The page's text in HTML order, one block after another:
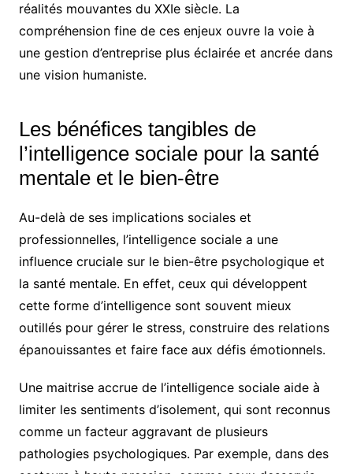
réalités mouvantes du XXIe siècle. La
compréhension fine de ces enjeux ouvre la voie à
une gestion d’entreprise plus éclairée et ancrée dans
une vision humaniste.
Les bénéfices tangibles de
l’intelligence sociale pour la santé
mentale et le bien-être
Au-delà de ses implications sociales et
professionnelles, l’intelligence sociale a une
influence cruciale sur le bien-être psychologique et
la santé mentale. En effet, ceux qui développent
cette forme d’intelligence sont souvent mieux
outillés pour gérer le stress, construire des relations
épanouissantes et faire face aux défis émotionnels.
Une maitrise accrue de l’intelligence sociale aide à
limiter les sentiments d’isolement, qui sont reconnus
comme un facteur aggravant de plusieurs
pathologies psychologiques. Par exemple, dans des